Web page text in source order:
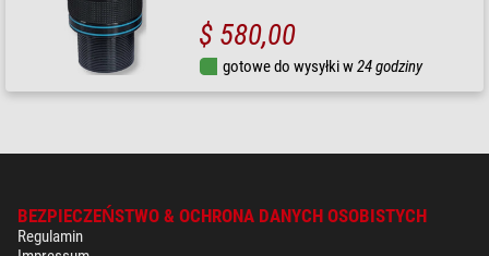
$ 580,00
gotowe do wysyłki w24 godziny
BEZPIECZEŃSTWO & OCHRONA DANYCH OSOBISTYCH
Regulamin